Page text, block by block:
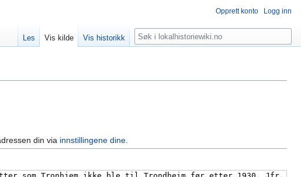
din via innstillingene dine
Opprett konto Logg inn
Les Vis kilde Vis historikk Søk